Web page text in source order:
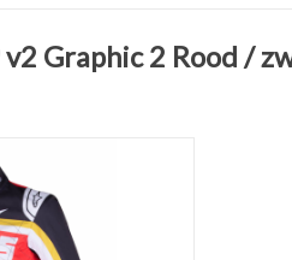
Graphic 2 Rood /